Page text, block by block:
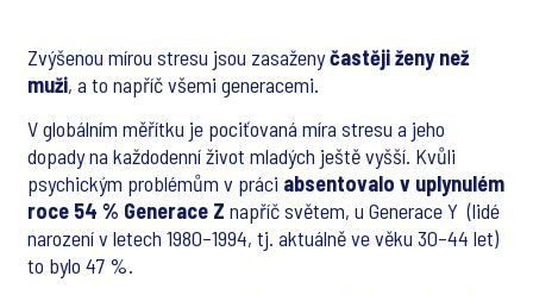
Zvýšenou mírou stresu jsou zasaženyčastěji ženy než
muži, a to napříč všemi generacemi.
V globálním měřítku je pociťovaná míra stresu a jeho
dopady na každodenní život mladých ještě vyšší. Kvůli
psychickým problémům v práci absentovalo v uplynulém
roce 54 % Generace Z napříč světem, u Generace Y (lidé
narození v letech 1980–1994, tj. aktuálně ve věku 30–44 let)
to bylo 47 %.